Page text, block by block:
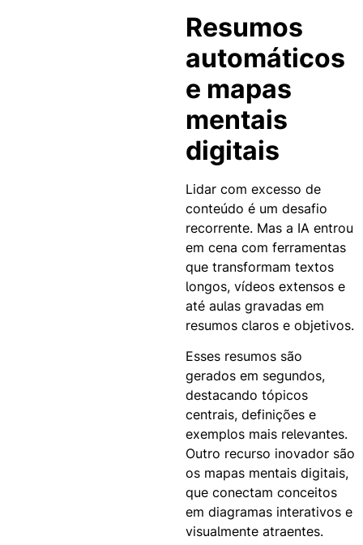
Resumos
automáticos
e mapas
mentais
digitais
Lidar com excesso de
conteúdo é um desafio
recorrente. Mas a IA entrou
em cena com ferramentas
que transformam textos
longos, vídeos extensos e
até aulas gravadas em
resumos claros e objetivos.
Esses resumos são
gerados em segundos,
destacando tópicos
centrais, definições e
exemplos mais relevantes.
Outro recurso inovador são
os mapas mentais digitais,
que conectam conceitos
em diagramas interativos e
visualmente atraentes.